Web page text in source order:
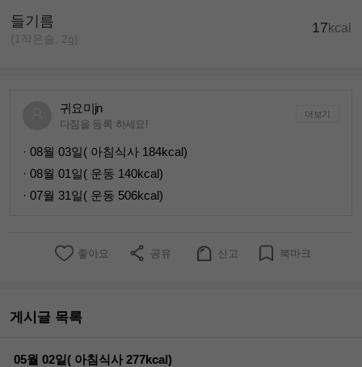
들기름
(1작은술, 2g)
17 kcal
귀요미jn
다짐을 등록 하세요!
더보기
· 08월 03일( 아침식사 184kcal)
· 08월 01일( 운동 140kcal)
· 07월 31일( 운동 506kcal)
좋아요 공유 신고 북마크
게시글 목록
05월 02일( 아침식사 277kcal)